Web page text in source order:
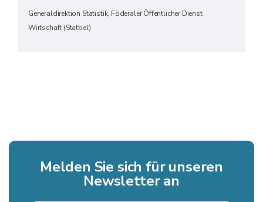
Generaldirektion Statistik, Föderaler Öffentlicher Dienst
Wirtschaft (Statbel)
Melden Sie sich für unseren
Newsletter an